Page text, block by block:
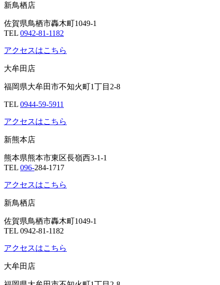
新鳥栖店
佐賀県鳥栖市轟木町1049-1
TEL 0942-81-1182
アクセスはこちら
大牟田店
福岡県大牟田市不知火町1丁目2-8
TEL 0944-59-5911
アクセスはこちら
新熊本店
熊本県熊本市東区長嶺西3-1-1
TEL 096-284-1717
アクセスはこちら
新鳥栖店
佐賀県鳥栖市轟木町1049-1
TEL 0942-81-1182
アクセスはこちら
大牟田店